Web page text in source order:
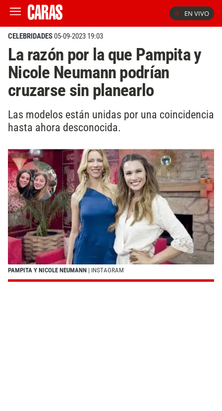
EN VIVO
CELEBRIDADES05-09-2023 19:03
La razón por la que Pampita y
Nicole Neumann podrían
cruzarse sin planearlo
Las modelos están unidas por una coincidencia
hasta ahora desconocida.
PAMPITA Y NICOLE NEUMANN | INSTAGRAM